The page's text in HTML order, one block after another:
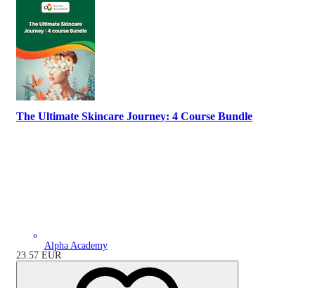
The Ultimate Skincare Journey: 4 Course Bundle
Alpha Academy
23.57 EUR